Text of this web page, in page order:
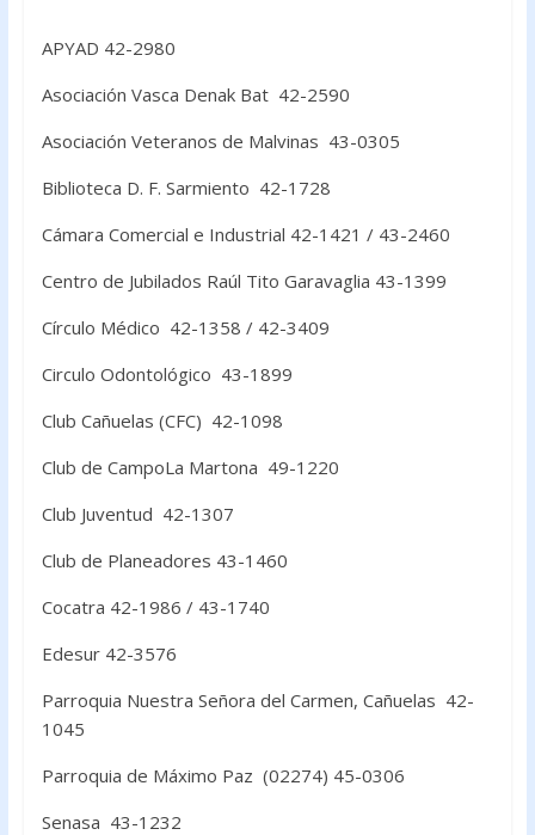
o
o
k
p
p
APYAD 42-2980
Asociación Vasca Denak Bat 42-2590
Asociación Veteranos de Malvinas 43-0305
Biblioteca D. F. Sarmiento 42-1728
Cámara Comercial e Industrial 42-1421 / 43-2460
Centro de Jubilados Raúl Tito Garavaglia 43-1399
Círculo Médico 42-1358 / 42-3409
Circulo Odontológico 43-1899
Club Cañuelas (CFC) 42-1098
Club de CampoLa Martona 49-1220
Club Juventud 42-1307
Club de Planeadores 43-1460
Cocatra 42-1986 / 43-1740
Edesur 42-3576
Parroquia Nuestra Señora del Carmen, Cañuelas 42-
1045
Parroquia de Máximo Paz (02274) 45-0306
Senasa 43-1232